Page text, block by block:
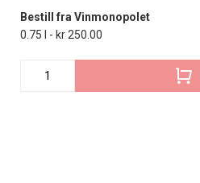
Bestill fra Vinmonopolet
0.75 l - kr 250.00